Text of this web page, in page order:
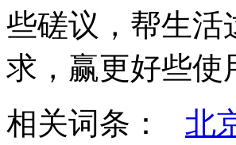
些磋议，帮生活
求，赢更好些使
相关词条： 北